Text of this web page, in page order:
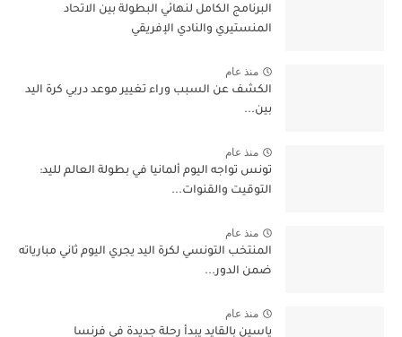
البرنامج الكامل لنهائي البطولة بين الاتحاد
المنستيري والنادي الإفريقي
منذ عام
الكشف عن السبب وراء تغيير موعد دربي كرة اليد
بين...
منذ عام
تونس تواجه اليوم ألمانيا في بطولة العالم لليد:
التوقيت والقنوات...
منذ عام
المنتخب التونسي لكرة اليد يجري اليوم ثاني مبارياته
ضمن الدور...
منذ عام
ياسين بالقايد يبدأ رحلة جديدة في فرنسا